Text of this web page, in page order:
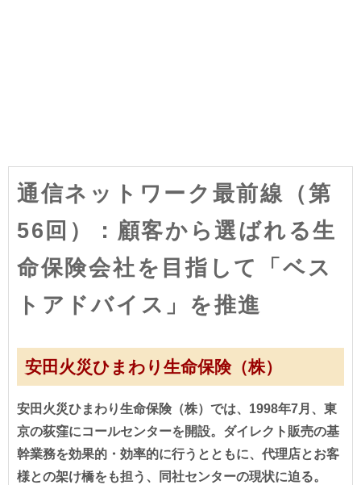
通信ネットワーク最前線（第
56回）：顧客から選ばれる生
命保険会社を目指して「ベス
トアドバイス」を推進
安田火災ひまわり生命保険（株）
安田火災ひまわり生命保険（株）では、1998年7月、東
京の荻窪にコールセンターを開設。ダイレクト販売の基
幹業務を効果的・効率的に行うとともに、代理店とお客
様との架け橋をも担う、同社センターの現状に迫る。